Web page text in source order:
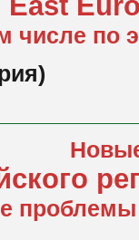
числе по